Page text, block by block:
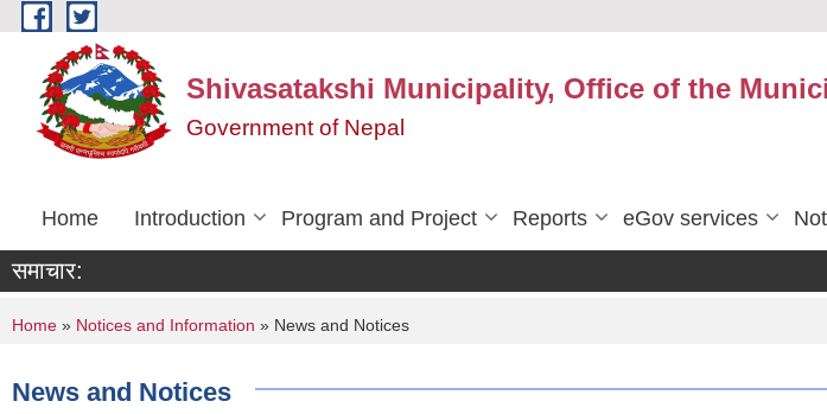
Skip to main content
Shivasatakshi Municipality, Office of the
Government of Nepal
Home Introduction Program and Project Reports eGov services
समाचार:
You are here
Home » Notices and Information » News and Notices
News and Notices